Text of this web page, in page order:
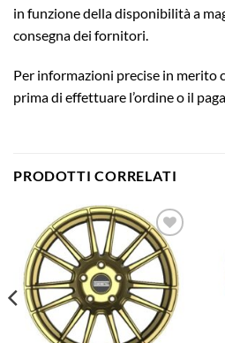
in funzione della disponibilità a
consegna dei fornitori.
Per informazioni precise in merito
prima di effettuare l’ordine o il
PRODOTTI CORRELATI
Aggiungi
alla lista
dei
desideri